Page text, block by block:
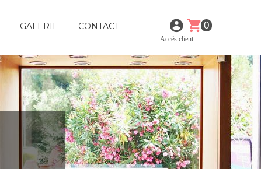
GALERIE CONTACT 0
Accés client